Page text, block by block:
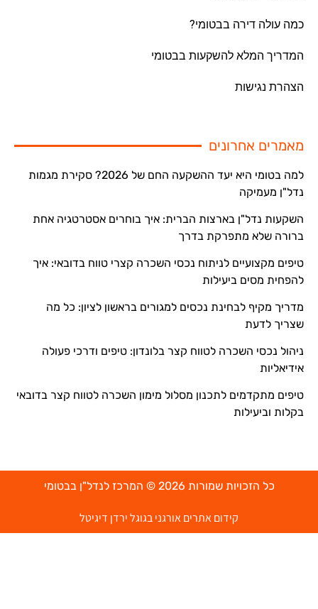
כמה עולה דירה בבטומי?
המדריך המלא להשקעות בבטומי
הצהרת נגישות
מאמרים אחרונים
למה בטומי היא יעד ההשקעה החם של 2026? סקירת מגמות
נדל"ן מעמיקה
השקעות נדל"ן בארצות הברית: איך בוחרים אסטרטגיה אחת
ברורה שלא מתפרקת בדרך
טיפים מקצועיים לניתוח נכסי השכרה קצרי טווח בדובאי: איך
להפחית מסים ביעילות
מדריך מקיף לבחינת נכסים למגורים בראשון לציון: כל מה
שצריך לדעת
ניהול נכסי השכרה לטווח קצר בלונדון: טיפים ודרכי פעולה
אידיאליות
טיפים מתקדמים לתכנון מסלול מימון השכרה לטווח קצר בדובאי
בקלות וביעילות
כל הזכויות שמורות 2026 © המרכז לנדל"ן בבטומי
קידום אתרים אורגני בגוגל ירדן דיגיטל